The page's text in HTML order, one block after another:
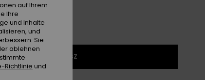
1SZ
auf Ihrem
Ihre
und Inhalte
und
Sie
ablehnen
Richtlinie und